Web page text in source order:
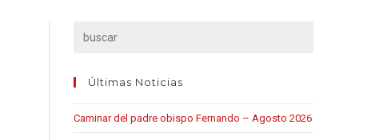
Últimas Noticias
Caminar del padre obispo Fernando – Agosto 2026